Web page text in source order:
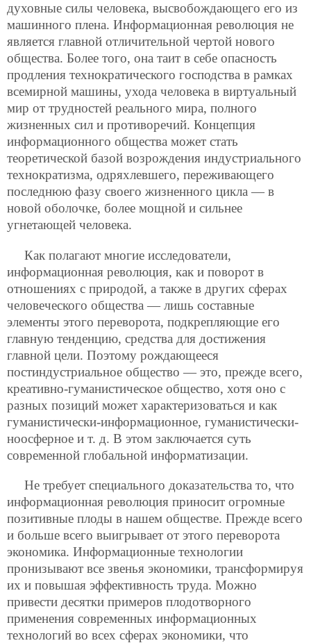
духовные силы человека, высвобождающего его из
машинного плена. Информационная революция не
является главной отличительной чертой нового
общества. Более того, она таит в себе опасность
продления технократического господства в рамках
всемирной машины, ухода человека в виртуальный
мир от трудностей реального мира, полного
жизненных сил и противоречий. Концепция
информационного общества может стать
теоретической базой возрождения индустриального
технократизма, одряхлевшего, переживающего
последнюю фазу своего жизненного цикла — в
новой оболочке, более мощной и сильнее
угнетающей человека.
Как полагают многие исследователи,
информационная революция, как и поворот в
отношениях с природой, а также в других сферах
человеческого общества — лишь составные
элементы этого переворота, подкрепляющие его
главную тенденцию, средства для достижения
главной цели. Поэтому рождающееся
постиндустриальное общество — это, прежде всего,
креативно-гуманистическое общество, хотя оно с
разных позиций может характеризоваться и как
гуманистически-информационное, гуманистически-
ноосферное и т. д. В этом заключается суть
современной глобальной информатизации.
Не требует специального доказательства то, что
информационная революция приносит огромные
позитивные плоды в нашем обществе. Прежде всего
и больше всего выигрывает от этого переворота
экономика. Информационные технологии
пронизывают все звенья экономики, трансформируя
их и повышая эффективность труда. Можно
привести десятки примеров плодотворного
применения современных информационных
технологий во всех сферах экономики, что